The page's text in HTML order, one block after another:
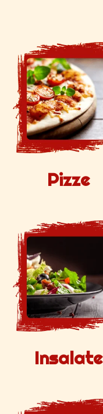
Pizze
Insalate